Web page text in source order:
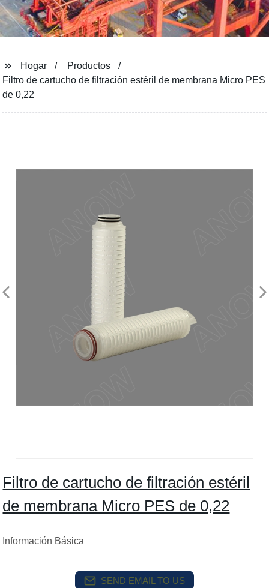
Hogar
Productos
Filtro de cartucho de filtración estéril de membrana Micro PES
de 0,22
Filtro de cartucho de filtración estéril
de membrana Micro PES de 0,22
Información Básica
SEND EMAIL TO US